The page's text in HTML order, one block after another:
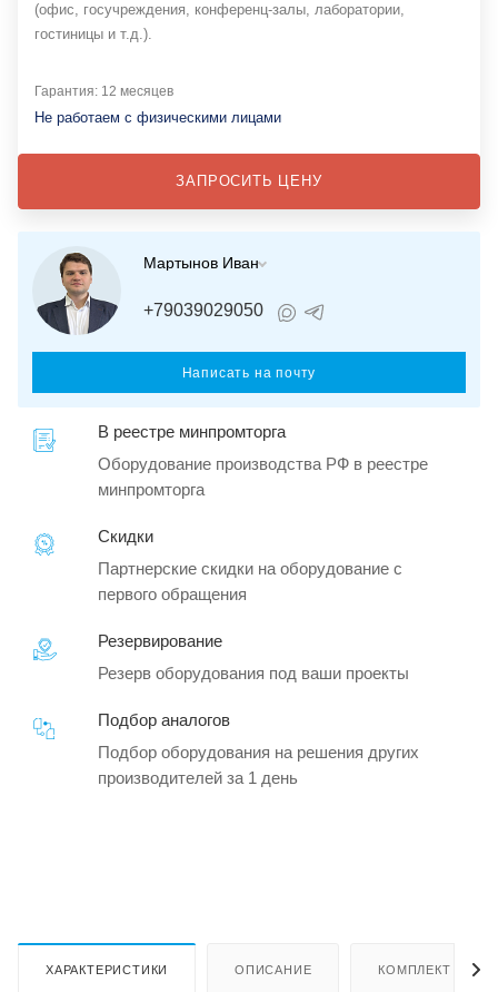
(офис, госучреждения, конференц-залы, лаборатории,
гостиницы и т.д.).
Гарантия: 12 месяцев
Не работаем с физическими лицами
ЗАПРОСИТЬ ЦЕНУ
Мартынов Иван
+79039029050
Написать на почту
В реестре минпромторга
Оборудование производства РФ в реестре
минпромторга
Скидки
Партнерские скидки на оборудование с
первого обращения
Резервирование
Резерв оборудования под ваши проекты
Подбор аналогов
Подбор оборудования на решения других
производителей за 1 день
ХАРАКТЕРИСТИКИ ОПИСАНИЕ КОМПЛЕКТ